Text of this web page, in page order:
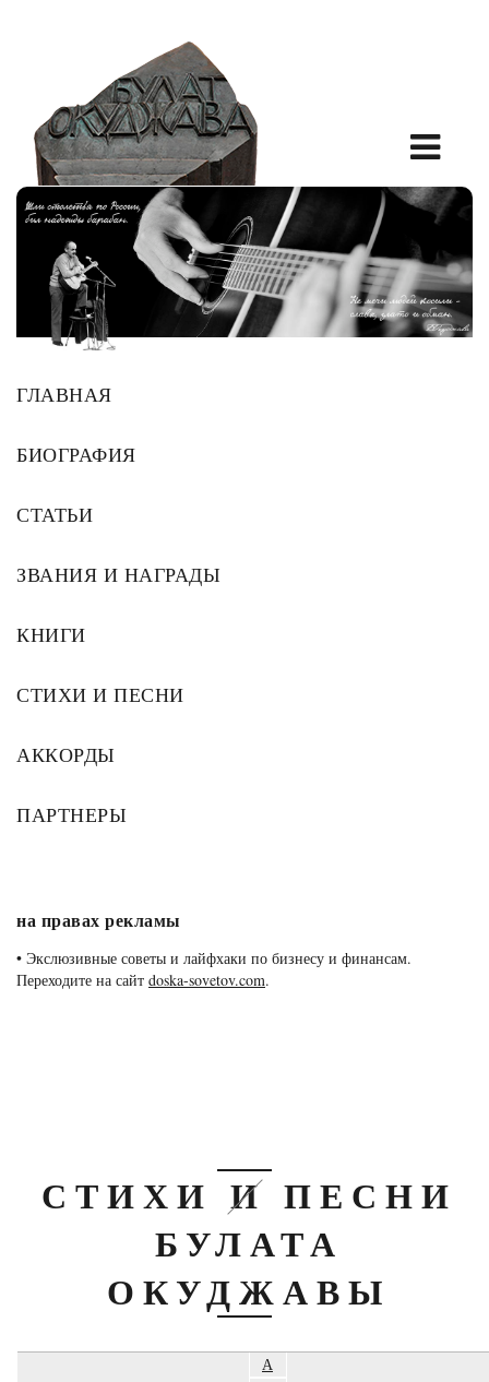
ГЛАВНАЯ
БИОГРАФИЯ
СТАТЬИ
ЗВАНИЯ И НАГРАДЫ
КНИГИ
СТИХИ И ПЕСНИ
АККОРДЫ
ПАРТНЕРЫ
на правах рекламы
• Экслюзивные советы и лайфхаки по бизнесу и финансам.
Переходите на сайт doska-sovetov.com.
СТИХИ И ПЕСНИ
БУЛАТА
ОКУДЖАВЫ
А